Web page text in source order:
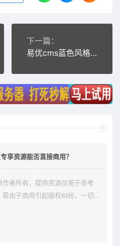
下一篇：
易优cms蓝色风格商业商务公司网站模板源码带手机端
享资源能否直接商用？
者所有，提供资源仅用于参考
由于商用引起版权纠纷，一切